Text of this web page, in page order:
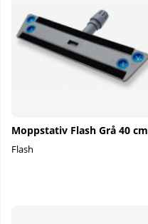
Moppstativ Flash Grå 40 cm
Flash